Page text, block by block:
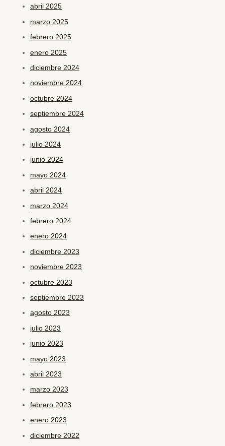
abril 2025
marzo 2025
febrero 2025
enero 2025
diciembre 2024
noviembre 2024
octubre 2024
septiembre 2024
agosto 2024
julio 2024
junio 2024
mayo 2024
abril 2024
marzo 2024
febrero 2024
enero 2024
diciembre 2023
noviembre 2023
octubre 2023
septiembre 2023
agosto 2023
julio 2023
junio 2023
mayo 2023
abril 2023
marzo 2023
febrero 2023
enero 2023
diciembre 2022